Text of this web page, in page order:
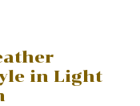
in Light